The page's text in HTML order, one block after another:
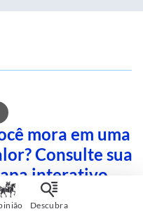
mora em uma
Consulte sua
interativo
Descubra